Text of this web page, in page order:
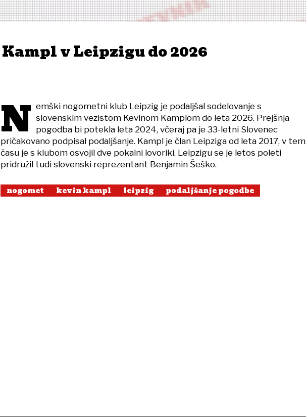
Kampl v Leipzigu do 2026
N emški nogometni klub Leipzig je podaljšal sodelovanje s
slovenskim vezistom Kevinom Kamplom do leta 2026. Prejšnja
pogodba bi potekla leta 2024, včeraj pa je 33-letni Slovenec
pričakovano podpisal podaljšanje. Kampl je član Leipziga od leta 2017, v tem
času je s klubom osvojil dve pokalni lovoriki. Leipzigu se je letos poleti
pridružil tudi slovenski reprezentant Benjamin Šeško.
nogomet kevin kampl leipzig podaljšanje pogodbe